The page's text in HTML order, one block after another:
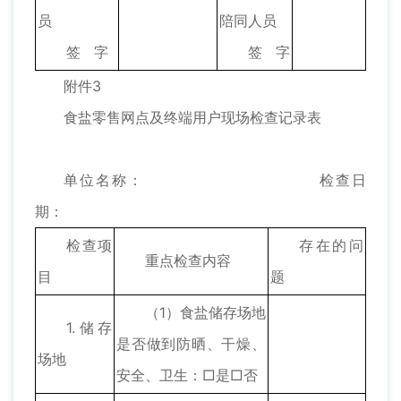
员
签 字
陪同人员
签 字
附件3
食盐零售网点及终端用户现场检查记录表
单位名称： 检查日
期：
检查项
目
重点检查内容
存在的问
题
1.储存
场地
（1）食盐储存场地
是否做到防晒、干燥、
安全、卫生：□是□否